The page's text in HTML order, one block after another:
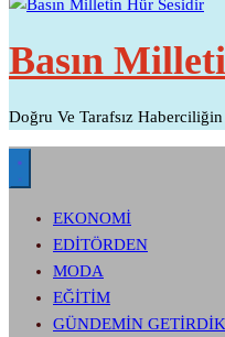
Basın
Doğru Ve Tarafsız
EKONOMİ
EDİTÖRDEN
MODA
EĞİTİM
GÜNDEMİN